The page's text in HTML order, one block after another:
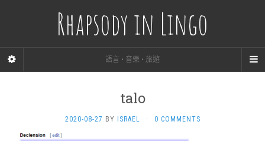
Rhapsody in Lingo
語言 • 音樂 • 旅遊
talo
2020-08-27 BY ISRAEL · 0 COMMENTS